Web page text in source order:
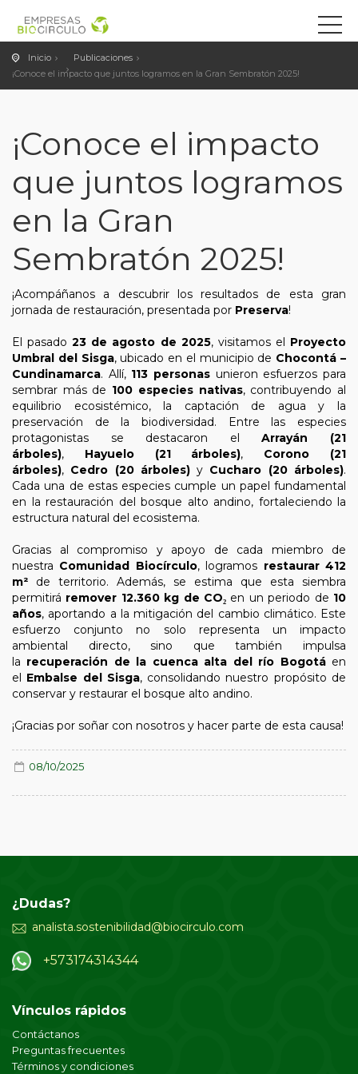
Inicio
Publicaciones
¡Conoce el impacto que juntos logramos en la Gran Sembratón 2025!
¡Conoce el impacto
que juntos logramos
en la Gran
Sembratón 2025!
¡Acompáñanos a descubrir los resultados de esta gran
jornada de restauración, presentada por Preserva!
El pasado23 de agosto de 2025, visitamos el Proyecto
Umbral del Sisga, ubicado en el municipio de Chocontá –
Cundinamarca. Allí, 113 personas unieron esfuerzos para
sembrar más de 100 especies nativas, contribuyendo al
equilibrio ecosistémico, la captación de agua y la
preservación de la biodiversidad. Entre las especies
protagonistas se destacaron elArrayán (21
árboles), Hayuelo (21 árboles), Corono (21
árboles), Cedro (20 árboles)y Cucharo (20 árboles).
Cada una de estas especies cumple un papel fundamental
en la restauración del bosque alto andino, fortaleciendo la
estructura natural del ecosistema.
Gracias al compromiso y apoyo de cada miembro de
nuestra Comunidad Biocírculo, logramos restaurar 412
m² de territorio. Además, se estima que esta siembra
permitirá remover 12.360 kg de CO₂ en un periodo de 10
años, aportando a la mitigación del cambio climático. Este
esfuerzo conjunto no solo representa un impacto
ambiental directo, sino que también impulsa
la recuperación de la cuenca alta del río Bogotáen
el Embalse del Sisga, consolidando nuestro propósito de
conservar y restaurar el bosque alto andino.
¡Gracias por soñar con nosotros y hacer parte de esta causa!
08/10/2025
¿Dudas?
analista.sostenibilidad@biocirculo.com
+573174314344
Vínculos rápidos
Contáctanos
Preguntas frecuentes
Términos y condiciones